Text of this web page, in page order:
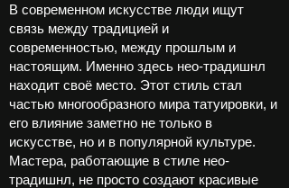
В современном искусстве люди ищут
связь между традицией и
современностью, между прошлым и
настоящим. Именно здесь нео-традишнл
находит своё место. Этот стиль стал
частью многообразного мира татуировки, и
его влияние заметно не только в
искусстве, но и в популярной культуре.
Мастера, работающие в стиле нео-
традишнл, не просто создают красивые